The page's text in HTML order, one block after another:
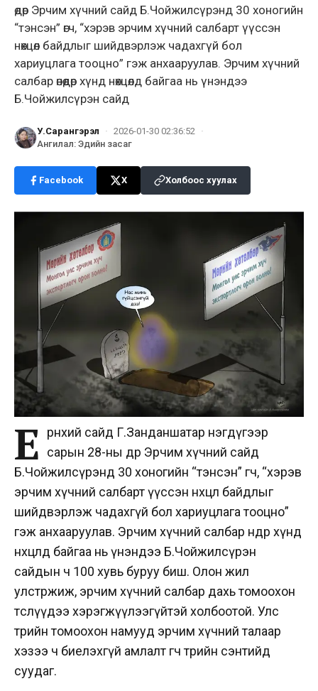
өдөр Эрчим хүчний сайд Б.Чойжилсүрэнд 30 хоногийн
“тэнсэн” өгч, “хэрэв эрчим хүчний салбарт үүссэн
нөхцөл байдлыг шийдвэрлэж чадахгүй бол
хариуцлага тооцно” гэж анхааруулав. Эрчим хүчний
салбар өнөөдөр хүнд нөхцөлд байгаа нь үнэндээ
Б.Чойжилсүрэн сайд
У.Сарангэрэл · 2026-01-30 02:36:52
·
Ангилал: Эдийн засаг
Facebook X Холбоос хуулах
Е
рөнхий сайд Г.Занданшатар нэгдүгээр
сарын 28-ны өдөр Эрчим хүчний сайд
Б.Чойжилсүрэнд 30 хоногийн “тэнсэн” өгч, “хэрэв
эрчим хүчний салбарт үүссэн нөхцөл байдлыг
шийдвэрлэж чадахгүй бол хариуцлага тооцно”
гэж анхааруулав. Эрчим хүчний салбар өнөөдөр хүнд
нөхцөлд байгаа нь үнэндээ Б.Чойжилсүрэн
сайдын ч 100 хувь буруу биш. Олон жил
улстөржиж, эрчим хүчний салбар дахь томоохон
төслүүдээ хэрэгжүүлээгүйтэй холбоотой. Улс
төрийн томоохон намууд эрчим хүчний талаар
хэзээ ч биелэхгүй амлалт өгч төрийн сэнтийд
суудаг.